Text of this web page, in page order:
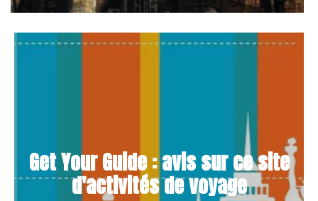
Get Your Guide : avis sur ce site
d'activités de voyage